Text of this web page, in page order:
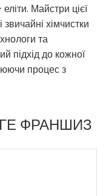
Майстри цієї
хімчистки
та
підхід до кожної
процес з
ФРАНШИЗ